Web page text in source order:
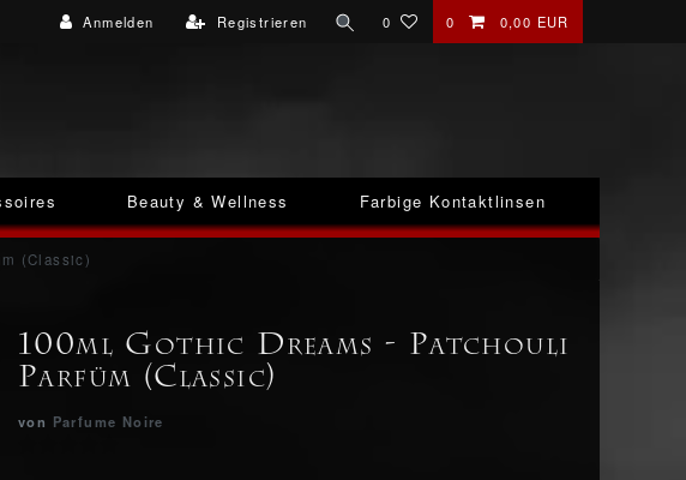
Anmelden Registrieren 0 0 0,00 EUR
Beauty & Wellness Farbige Kontaktlinsen
(Classic)
100ml Gothic Dreams - Patchouli
Parfüm (Classic)
von Parfume Noire